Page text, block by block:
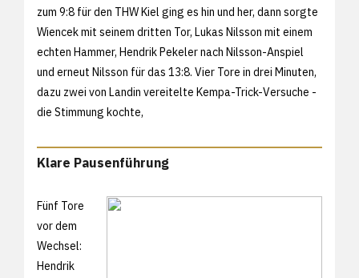
zum 9:8 für den THW Kiel ging es hin und her, dann sorgte
Wiencek mit seinem dritten Tor, Lukas Nilsson mit einem
echten Hammer, Hendrik Pekeler nach Nilsson-Anspiel
und erneut Nilsson für das 13:8. Vier Tore in drei Minuten,
dazu zwei von Landin vereitelte Kempa-Trick-Versuche -
die Stimmung kochte,
Klare Pausenführung
Fünf Tore
vor dem
Wechsel:
Hendrik